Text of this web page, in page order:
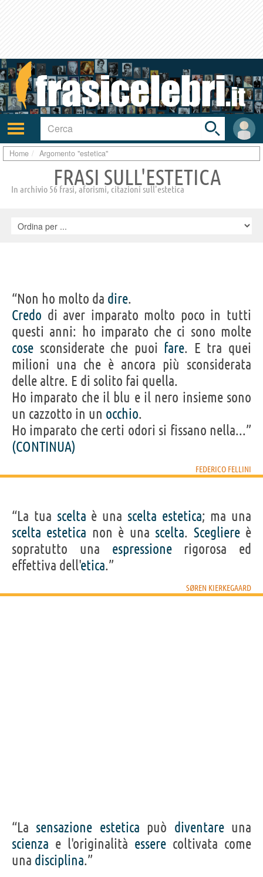
Attiva/disattiva
navigazione
User
area
Toggle
search
bar
Home Argomento "estetica"
FRASI SULL'ESTETICA
In archivio 56 frasi, aforismi, citazioni sull'estetica
“Non ho molto da dire.
Credo di aver imparato molto poco in tutti
questi anni: ho imparato che ci sono molte
cose sconsiderate che puoi fare. E tra quei
milioni una che è ancora più sconsiderata
delle altre. E di solito fai quella.
Ho imparato che il blu e il nero insieme sono
un cazzotto in un occhio.
Ho imparato che certi odori si fissano nella...”
(CONTINUA)
FEDERICO FELLINI
“La tua scelta è una scelta estetica; ma una
scelta estetica non è una scelta. Scegliereè
sopratutto una espressionerigorosa ed
effettiva dell'etica.”
SØREN KIERKEGAARD
“La sensazione estetica può diventareuna
scienza e l'originalità essere coltivata come
una disciplina.”